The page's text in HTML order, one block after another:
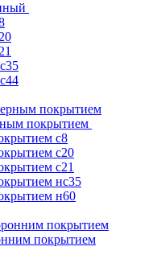
покрытием
с8
с20
с21
нс35
н60
покрытием